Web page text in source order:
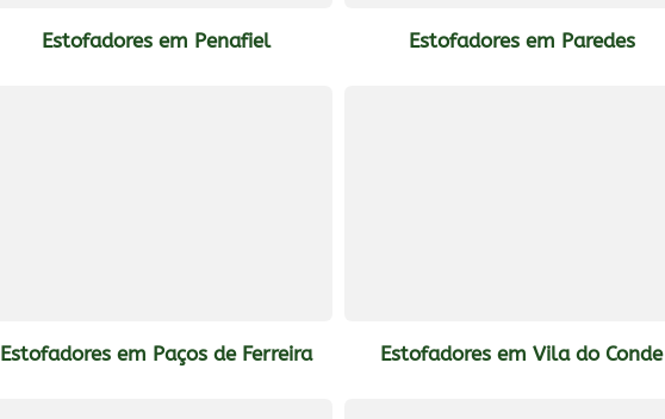
Estofadores em Penafiel Estofadores em Paredes
Estofadores em Paços de Ferreira Estofadores em Vila do Conde